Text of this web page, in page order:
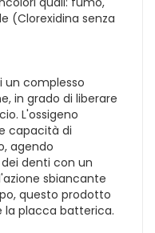
(Clorexidina senza
un complesso
in grado di liberare
L'ossigeno
capacità di
agendo
denti con un
sbiancante
questo prodotto
placca batterica.